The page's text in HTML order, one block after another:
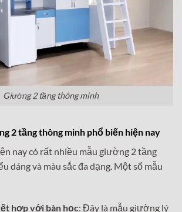
Giường 2 tầng thông minh
2 tầng thông minh phổ biến hiện nay
nay có rất nhiều mẫu giường 2 tầng
dáng và màu sắc đa dạng. Một số mẫu
hợp với bàn học: Đây là mẫu giường lý